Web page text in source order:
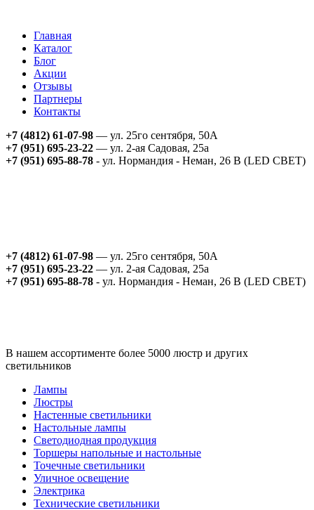
Главная
Каталог
Блог
Акции
Отзывы
Партнеры
Контакты
+7 (4812) 61-07-98 — ул. 25го сентября, 50А
+7 (951) 695-23-22 — ул. 2-ая Садовая, 25а
+7 (951) 695-88-78 - ул. Нормандия - Неман, 26 В (LED СВЕТ)
+7 (4812) 61-07-98 — ул. 25го сентября, 50А
+7 (951) 695-23-22 — ул. 2-ая Садовая, 25а
+7 (951) 695-88-78 - ул. Нормандия - Неман, 26 В (LED СВЕТ)
В нашем ассортименте более 5000 люстр и других
светильников
Лампы
Люстры
Настенные светильники
Настольные лампы
Светодиодная продукция
Торшеры напольные и настольные
Точечные светильники
Уличное освещение
Электрика
Технические светильники